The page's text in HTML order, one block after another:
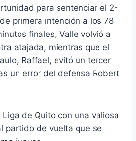
para sentenciar el 2-
primera intención a los 78
finales, Valle volvió a
atajada, mientras que el
Raffael, evitó un tercer
un error del defensa Robert
de Quito con una valiosa
partido de vuelta que se